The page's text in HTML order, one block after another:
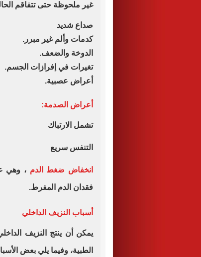
غير ملحوظة حتى تتفاقم
صداع شديد
كدمات وألم غير مبرر.
الدوخة والضعف.
تغيرات في إفرازات الجسم.
أعراض عصبية.
أعراض الصدمة:
تشمل الارتباك
التنفس سريع
انخفاض ضغط الدم ، وهي
فقدان الدم المفرط.
أسباب النزيف الداخلي
يمكن أن ينتج النزيف
الطبية، وفيما يلي بعض